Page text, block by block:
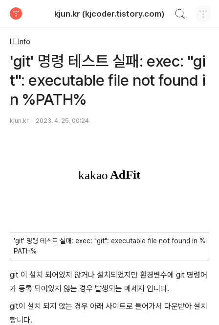
kjun.kr (kjcoder.tistory.com)
IT Info
'git' 명령 테스트 실패: exec: "gi
t": executable file not found i
n %PATH%
kjun.kr 2023. 4. 25. 00:24
'git' 명령 테스트 실패: exec: "git": executable file not found in %
PATH%
git 이 설치 되어있지 않거나 설치되었지만 환경변수에 git 명령어
가 등록 되어있지 않는 경우 발생되는 메세지 입니다.
git이 설치 되지 않는 경우 아래 사이트로 들어가서 다운받아 설치
합니다.